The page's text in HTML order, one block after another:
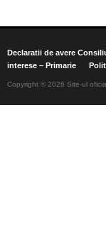
Declaratii de avere
interese – Primarie
Copyright © 2026 Site-ul